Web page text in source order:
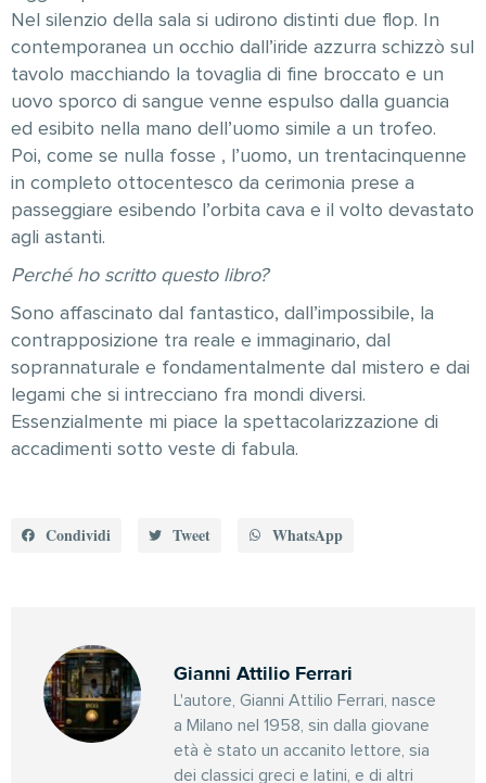
Nel silenzio della sala si udirono distinti due flop. In
contemporanea un occhio dall’iride azzurra schizzò sul
tavolo macchiando la tovaglia di fine broccato e un
uovo sporco di sangue venne espulso dalla guancia
ed esibito nella mano dell’uomo simile a un trofeo.
Poi, come se nulla fosse , l’uomo, un trentacinquenne
in completo ottocentesco da cerimonia prese a
passeggiare esibendo l’orbita cava e il volto devastato
agli astanti.
Perché ho scritto questo libro?
Sono affascinato dal fantastico, dall’impossibile, la
contrapposizione tra reale e immaginario, dal
soprannaturale e fondamentalmente dal mistero e dai
legami che si intrecciano fra mondi diversi.
Essenzialmente mi piace la spettacolarizzazione di
accadimenti sotto veste di fabula.
Condividi Tweet WhatsApp
Gianni Attilio Ferrari
L'autore, Gianni Attilio Ferrari, nasce
a Milano nel 1958, sin dalla giovane
età è stato un accanito lettore, sia
dei classici greci e latini, e di altri